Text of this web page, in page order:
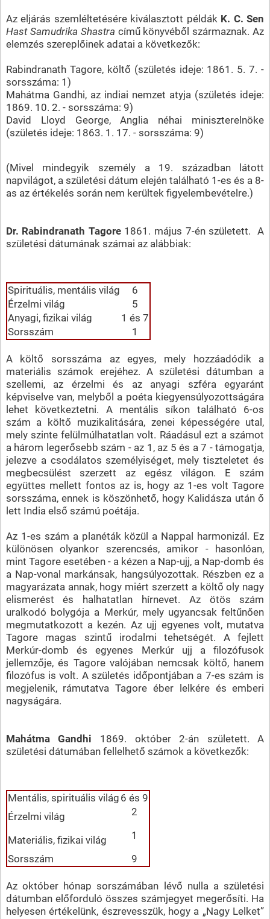
Az eljárás szemléltetésére kiválasztott példák K. C. Sen
Hast Samudrika Shastra című könyvéből származnak. Az
elemzés szereplőinek adatai a következők:
Rabindranath Tagore, költő (születés ideje: 1861. 5. 7. -
sorsszáma: 1)
Mahátma Gandhi, az indiai nemzet atyja (születés ideje:
1869. 10. 2. - sorsszáma: 9)
David Lloyd George, Anglia néhai miniszterelnöke
(születés ideje: 1863. 1. 17. - sorsszáma: 9)
(Mivel mindegyik személy a 19. században látott
napvilágot, a születési dátum elején található 1-es és a 8-
as az értékelés során nem kerültek figyelembevételre.)
Dr. Rabindranath Tagore1861. május 7-én született. A
születési dátumának számai az alábbiak:
Spirituális, mentális világ
6
Érzelmi világ
5
Anyagi, fizikai világ
1 és 7
Sorsszám
1
A költő sorsszáma az egyes, mely hozzáadódik a
materiális számok erejéhez. A születési dátumban a
szellemi, az érzelmi és az anyagi szféra egyaránt
képviselve van, melyből a poéta kiegyensúlyozottságára
lehet következtetni. A mentális síkon található 6-os
szám a költő muzikalitására, zenei képességére utal,
mely szinte felülmúlhatatlan volt. Ráadásul ezt a számot
a három legerősebb szám - az 1, az 5 és a 7 - támogatja,
jelezve a csodálatos személyiséget, mely tiszteletet és
megbecsülést szerzett az egész világon. E szám
együttes mellett fontos az is, hogy az 1-es volt Tagore
sorsszáma, ennek is köszönhető, hogy Kalidásza után ő
lett India első számú poétája.
Az 1-es szám a planéták közül a Nappal harmonizál. Ez
különösen olyankor szerencsés, amikor - hasonlóan,
mint Tagore esetében - a kézen a Nap-ujj, a Nap-domb és
a Nap-vonal markánsak, hangsúlyozottak. Részben ez a
magyarázata annak, hogy miért szerzett a költő oly nagy
elismerést és halhatatlan hírnevet. Az ötös szám
uralkodó bolygója a Merkúr, mely ugyancsak feltűnően
megmutatkozott a kezén. Az ujj egyenes volt, mutatva
Tagore magas szintű irodalmi tehetségét. A fejlett
Merkúr-domb és egyenes Merkúr ujj a filozófusok
jellemzője, és Tagore valójában nemcsak költő, hanem
filozófus is volt. A születés időpontjában a 7-es szám is
megjelenik, rámutatva Tagore éber lelkére és emberi
nagyságára.
Mahátma Gandhi 1869. október 2-án született. A
születési dátumában fellelhető számok a következők:
Mentális, spirituális világ 6 és 9
Érzelmi világ
2
Materiális, fizikai világ
1
Sorsszám
9
Az október hónap sorszámában lévő nulla a születési
dátumban előforduló összes számjegyet megerősíti. Ha
helyesen értékelünk, észrevesszük, hogy a „Nagy Lelket”